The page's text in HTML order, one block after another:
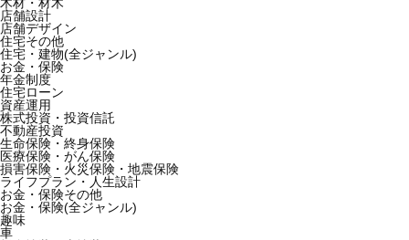
店舗設計
店舗デザイン
住宅その他
住宅・建物(全ジャンル)
お金・保険
年金制度
住宅ローン
資産運用
株式投資・投資信託
不動産投資
生命保険・終身保険
医療保険・がん保険
損害保険・火災保険・地震保険
ライフプラン・人生設計
お金・保険その他
お金・保険(全ジャンル)
趣味
車